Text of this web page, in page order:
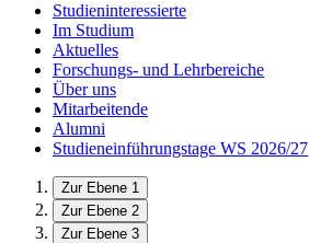
Studieninteressierte
Im Studium
Aktuelles
Forschungs- und Lehrbereiche
Über uns
Mitarbeitende
Alumni
Studieneinführungstage WS 2026/27
Zur Ebene 1
Zur Ebene 2
Zur Ebene 3